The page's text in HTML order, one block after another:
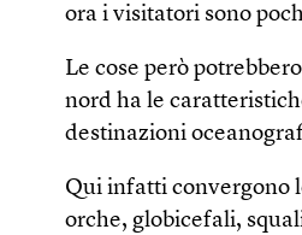
ora i visitatori sono
Le cose però
nord ha le
destinazioni
Qui infatti convergono
orche, globicefali,